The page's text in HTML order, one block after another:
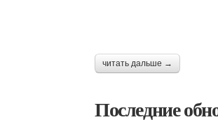
читать дальше →
Последние